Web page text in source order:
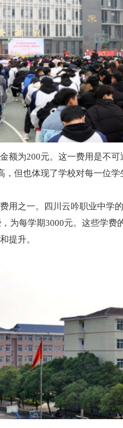
额为200元。这一费用是不
但也体现了学校对每一位学
用之一。四川云吟职业中学
为每学期3000元。这些学
提升。